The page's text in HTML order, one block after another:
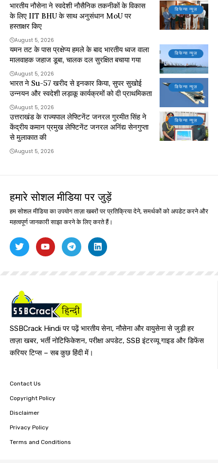
डिफेन्स न्यूज़
भारतीय नौसेना ने स्वदेशी नौसैनिक तकनीकों के विकास
के लिए IIT BHU के साथ अनुसंधान MoU पर
हस्ताक्षर किए
August 5, 2026
डिफेन्स न्यूज़
यमन तट के पास प्रक्षेप्य हमले के बाद भारतीय ध्वज वाला
मालवाहक जहाज डूबा, चालक दल सुरक्षित बचाया गया
August 5, 2026
डिफेन्स न्यूज़
भारत ने Su-57 खरीद से इनकार किया, सुपर सुखोई
उन्नयन और स्वदेशी लड़ाकू कार्यक्रमों को दी प्राथमिकता
August 5, 2026
डिफेन्स न्यूज़
उत्तराखंड के राज्यपाल लेफ्टिनेंट जनरल गुरमीत सिंह ने
केंद्रीय कमान प्रमुख लेफ्टिनेंट जनरल अनिंद्य सेनगुप्ता
से मुलाकात की
August 5, 2026
हमारे सोशल मीडिया पर जुड़ें
हम सोशल मीडिया का उपयोग ताज़ा खबरों पर प्रतिक्रिया देने, समर्थकों को अपडेट करने और
महत्वपूर्ण जानकारी साझा करने के लिए करते हैं।
SSBCrack Hindi पर पढ़ें भारतीय सेना, नौसेना और वायुसेना से जुड़ी हर
ताज़ा खबर, भर्ती नोटिफिकेशन, परीक्षा अपडेट, SSB इंटरव्यू गाइड और डिफेंस
करियर टिप्स – सब कुछ हिंदी में।
Contact Us
Copyright Policy
Disclaimer
Privacy Policy
Terms and Conditions